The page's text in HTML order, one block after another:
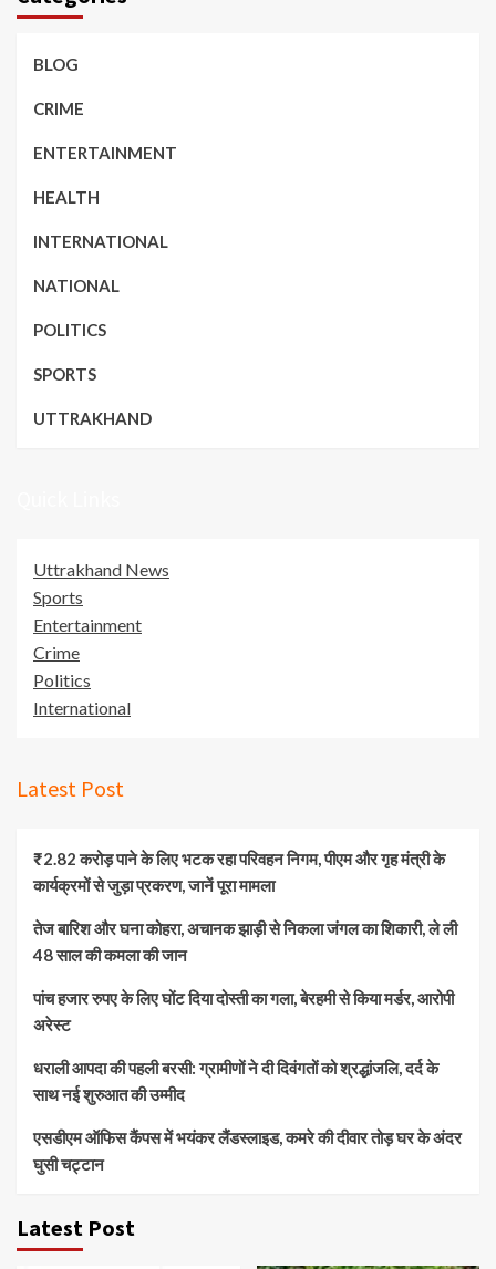
BLOG
CRIME
ENTERTAINMENT
HEALTH
INTERNATIONAL
NATIONAL
POLITICS
SPORTS
UTTRAKHAND
Uttrakhand News
Sports
Entertainment
Crime
Politics
International
Latest Post
₹2.82 करोड़ पाने के लिए भटक रहा परिवहन निगम, पीएम और गृह मंत्री के
कार्यक्रमों से जुड़ा प्रकरण, जानें पूरा मामला
तेज बारिश और घना कोहरा, अचानक झाड़ी से निकला जंगल का शिकारी, ले ली
48 साल की कमला की जान
पांच हजार रुपए के लिए घोंट दिया दोस्ती का गला, बेरहमी से किया मर्डर, आरोपी
अरेस्ट
धराली आपदा की पहली बरसी: ग्रामीणों ने दी दिवंगतों को श्रद्धांजलि, दर्द के
साथ नई शुरुआत की उम्मीद
एसडीएम ऑफिस कैंपस में भयंकर लैंडस्लाइड, कमरे की दीवार तोड़ घर के अंदर
घुसी चट्टान
Latest Post